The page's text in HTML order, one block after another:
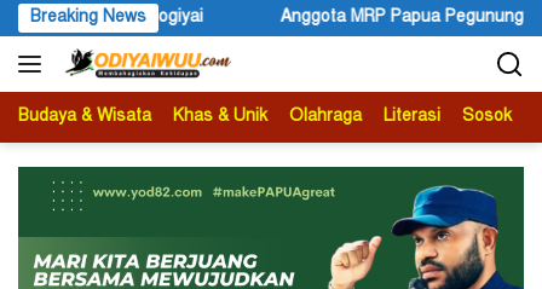
Langsung
ke
konten
Breaking NewsAnggota MRP Papua Pegunungan dan Forum Warga
Budaya & Wisata Khas & Unik Olahraga Literasi Sosok